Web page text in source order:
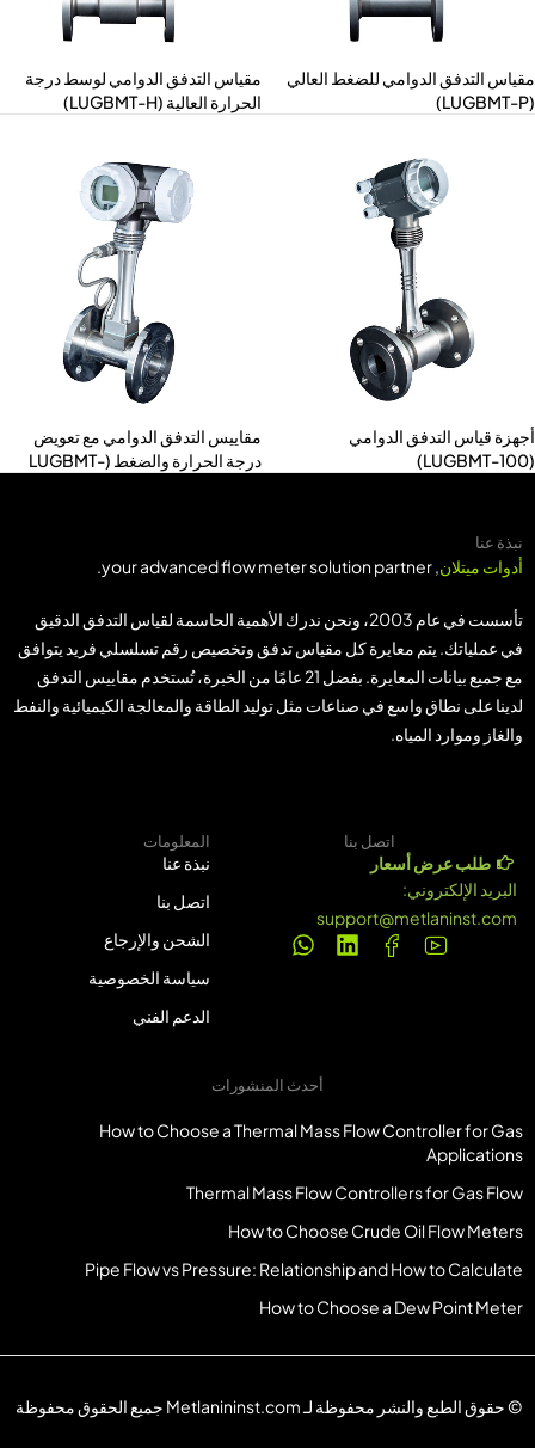
التدفق الدوامي للضغط العالي
مقياس التدفق الدوامي لوسط درجة
الحرارة العالية (LUGBMT-H)
قياس التدفق الدوامي
مقاييس التدفق الدوامي مع تعويض
درجة الحرارة والضغط (LUGBMT-
نبذة عنا
أدوات ميتلان, your advanced flow meter solution partner.
تأسست في عام 2003، ونحن ندرك الأهمية الحاسمة لقياس التدفق الدقيق
في عملياتك. يتم معايرة كل مقياس تدفق وتخصيص رقم تسلسلي فريد يتوافق
مع جميع بيانات المعايرة. بفضل 21 عامًا من الخبرة، تُستخدم مقاييس التدفق
لدينا على نطاق واسع في صناعات مثل توليد الطاقة والمعالجة الكيميائية والنفط
والغاز وموارد المياه.
اتصل بنا
طلب عرض أسعار
البريد الإلكتروني:
support@metlaninst.com
المعلومات
نبذة عنا
اتصل بنا
الشحن والإرجاع
سياسة الخصوصية
الدعم الفني
أحدث المنشورات
How to Choose a Thermal Mass Flow Controller for Gas
Applications
Thermal Mass Flow Controllers for Gas Flow
How to Choose Crude Oil Flow Meters
Pipe Flow vs Pressure: Relationship and How to Calculate
How to Choose a Dew Point Meter
© حقوق الطبع والنشر محفوظة لـ Metlanininst.com جميع الحقوق محفوظة